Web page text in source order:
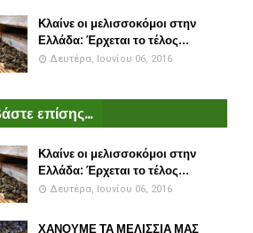
Κλαίνε οι μελισσοκόμοι στην
Ελλάδα: Έρχεται το τέλος...
Δευτέρα, Ιουνίου 06, 2016
επίσης...
Κλαίνε οι μελισσοκόμοι στην
Ελλάδα: Έρχεται το τέλος...
Δευτέρα, Ιουνίου 06, 2016
ΧΑΝΟΥΜΕ ΤΑ ΜΕΛΙΣΣΙΑ ΜΑΣ